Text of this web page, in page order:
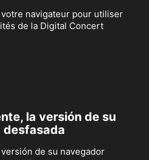
navigateur pour utiliser
de la Digital Concert
la versión de su
desfasada
de su navegador